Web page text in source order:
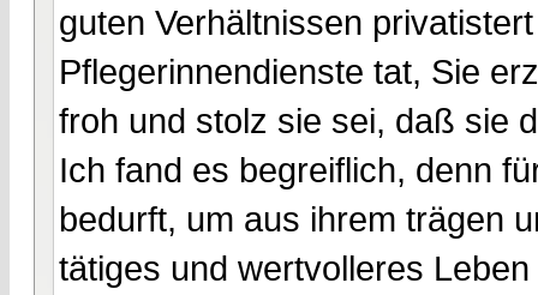
guten Verhältnissen
Pflegerinnendienste tat, Sie
froh und stolz sie sei, daß sie
Ich fand es begreiflich, denn
bedurft, um aus ihrem trägen
tätiges und wertvolleres